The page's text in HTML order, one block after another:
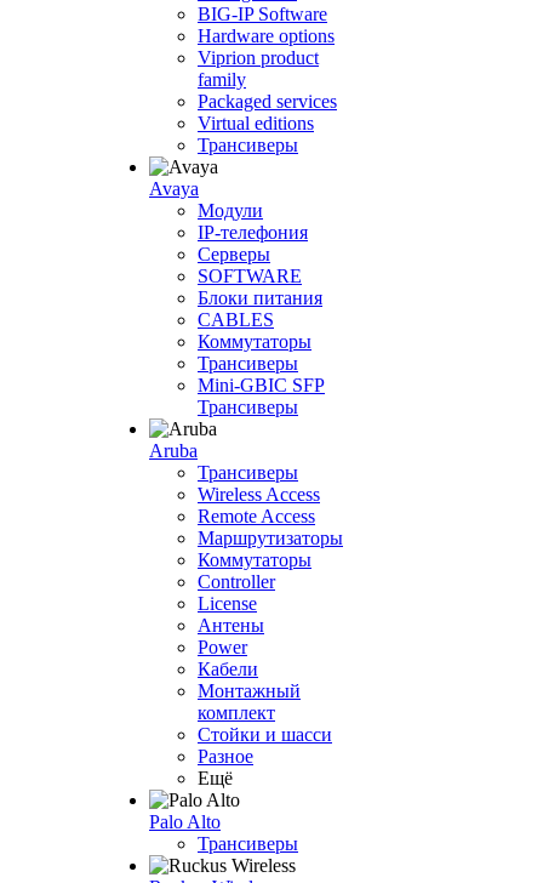
BIG-IP Software
Hardware options
Viprion product
family
Packaged services
Virtual editions
Трансиверы
Avaya
Модули
IP-телефония
Серверы
SOFTWARE
Блоки питания
CABLES
Коммутаторы
Трансиверы
Mini-GBIC SFP
Трансиверы
Aruba
Трансиверы
Wireless Access
Remote Access
Маршрутизаторы
Коммутаторы
Controller
License
Антены
Power
Кабели
Монтажный
комплект
Стойки и шасси
Разное
Ещё
Palo Alto
Трансиверы